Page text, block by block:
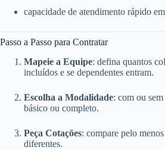
capacidade de atendimento rápido
Passo a Passo para Contratar
Mapeie a Equipe: defina quantos
incluídos e se dependentes entram.
Escolha a Modalidade: com ou
básico ou completo.
Peça Cotações: compare pelo
diferentes.